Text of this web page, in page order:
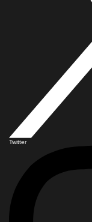
Twitter